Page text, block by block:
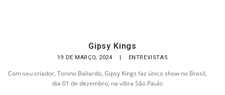
Gipsy Kings
19 DE MARÇO, 2024 | ENTREVISTAS
Com seu criador, Tonino Baliardo, Gipsy Kings faz único show no Brasil,
dia 01 de dezembro, na vibra São Paulo